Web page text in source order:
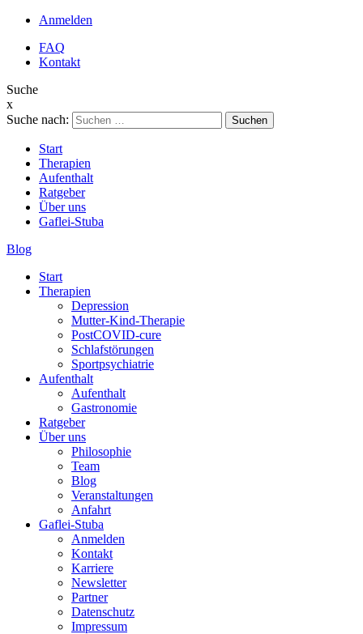
Anmelden
FAQ
Kontakt
Suche
x
Suche nach:
Start
Therapien
Aufenthalt
Ratgeber
Über uns
Gaflei-Stuba
Blog
Start
Therapien
Depression
Mutter-Kind-Therapie
PostCOVID-cure
Schlafstörungen
Sportpsychiatrie
Aufenthalt
Aufenthalt
Gastronomie
Ratgeber
Über uns
Philosophie
Team
Blog
Veranstaltungen
Anfahrt
Gaflei-Stuba
Anmelden
Kontakt
Karriere
Newsletter
Partner
Datenschutz
Impressum